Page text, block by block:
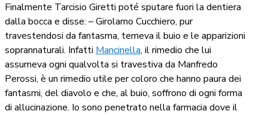
Finalmente Tarcisio Giretti poté sputare fuori la dentiera
dalla bocca e disse: – Girolamo Cucchiero, pur
travestendosi da fantasma, temeva il buio e le apparizioni
soprannaturali. Infatti Mancinella, il rimedio che lui
assumeva ogni qualvolta si travestiva da Manfredo
Perossi, è un rimedio utile per coloro che hanno paura dei
fantasmi, del diavolo e che, al buio, soffrono di ogni forma
di allucinazione. Io sono penetrato nella farmacia dove il